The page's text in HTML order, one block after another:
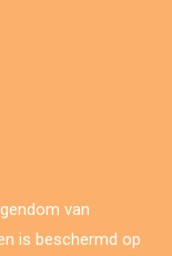
van
is beschermd op